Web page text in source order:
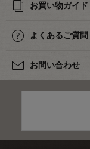
お買い物ガイド
よくあるご質問
お問い合わせ